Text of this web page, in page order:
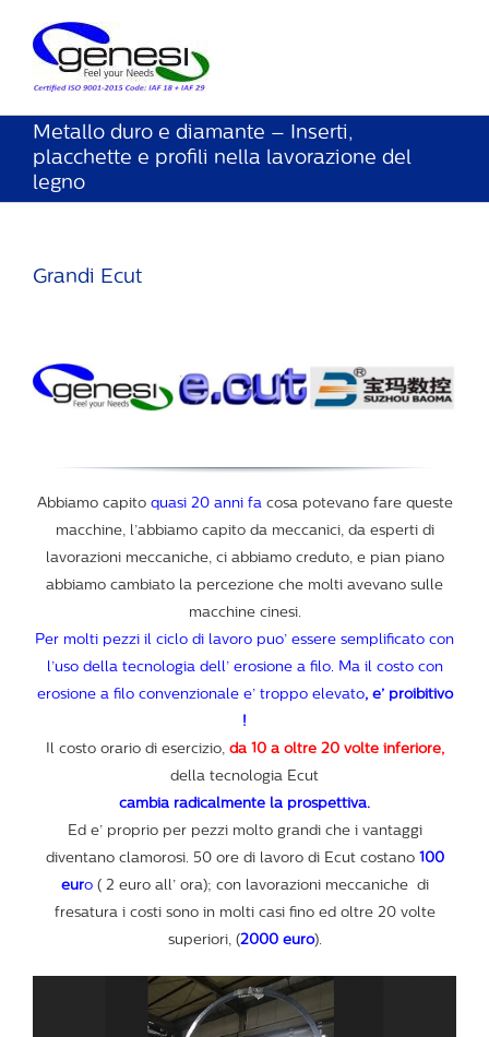
Metallo duro e diamante – Inserti,
placchette e profili nella lavorazione del
legno
Grandi Ecut
Abbiamo capito quasi 20 anni facosa potevano fare queste
macchine, l’abbiamo capito da meccanici, da esperti di
lavorazioni meccaniche, ci abbiamo creduto, e pian piano
abbiamo cambiato la percezione che molti avevano sulle
macchine cinesi.
Per molti pezzi il ciclo di lavoro puo’ essere semplificato con
l’uso della tecnologia dell’ erosione a filo. Ma il costo con
erosione a filo convenzionale e’ troppo elevato, e’ proibitivo
!
Il costo orario di esercizio,da 10 a oltre 20 volte inferiore,
della tecnologia Ecut
cambia radicalmente la prospettiva.
Ed e’ proprio per pezzi molto grandi che i vantaggi
diventano clamorosi. 50 ore di lavoro di Ecut costano 100
euro( 2 euro all’ ora); con lavorazioni meccaniche di
fresatura i costi sono in molti casi fino ed oltre 20 volte
superiori, (2000 euro).